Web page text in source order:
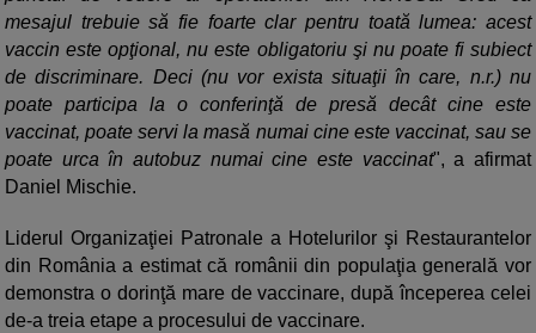
mesajul trebuie să fie foarte clar pentru toată lumea: acest
vaccin este opţional, nu este obligatoriu şi nu poate fi subiect
de discriminare. Deci (nu vor exista situaţii în care, n.r.) nu
poate participa la o conferinţă de presă decât cine este
vaccinat, poate servi la masă numai cine este vaccinat, sau se
poate urca în autobuz numai cine este vaccinat", a afirmat
Daniel Mischie.
Liderul Organizaţiei Patronale a Hotelurilor şi Restaurantelor
din România a estimat că românii din populaţia generală vor
demonstra o dorinţă mare de vaccinare, după începerea celei
de-a treia etape a procesului de vaccinare.